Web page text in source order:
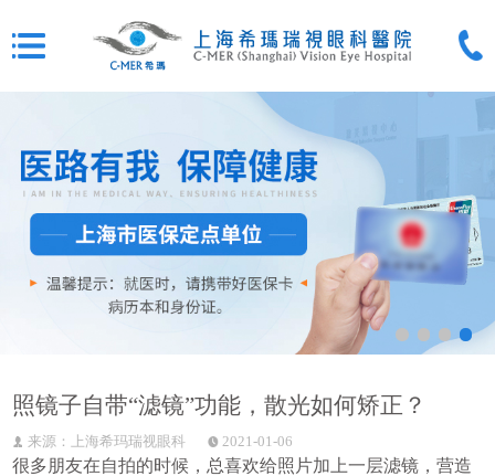
照镜子自带“滤镜”功能，散光如何矫正？
来源：上海希玛瑞视眼科 2021-01-06
很多朋友在自拍的时候，总喜欢给照片加上一层滤镜，营造